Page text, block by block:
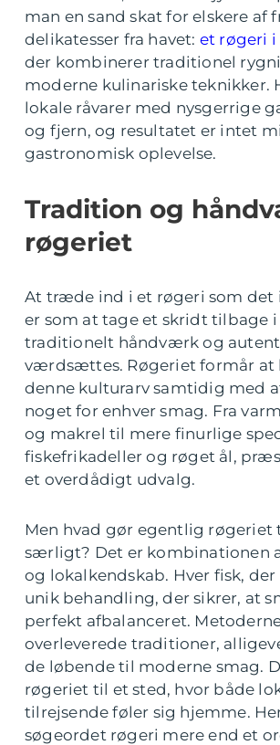
man en sand skat for elskere af
delikatesser fra havet: et røgeri
der kombinerer traditionel
moderne kulinariske teknikker.
lokale råvarer med nysgerrige
og fjern, og resultatet er intet
gastronomisk oplevelse.
Tradition og
røgeriet
At træde ind i et røgeri som det
er som at tage et skridt tilbage
traditionelt håndværk og
værdsættes. Røgeriet formår at
denne kulturarv samtidig med
noget for enhver smag. Fra
og makrel til mere finurlige
fiskefrikadeller og røget ål,
et overdådigt udvalg.
Men hvad gør egentlig røgeriet
særligt? Det er kombinationen
og lokalkendskab. Hver fisk, der
unik behandling, der sikrer, at
perfekt afbalanceret.
overleverede traditioner,
de løbende til moderne smag.
røgeriet til et sted, hvor både
tilrejsende føler sig hjemme.
søgeordet røgeri mere end et